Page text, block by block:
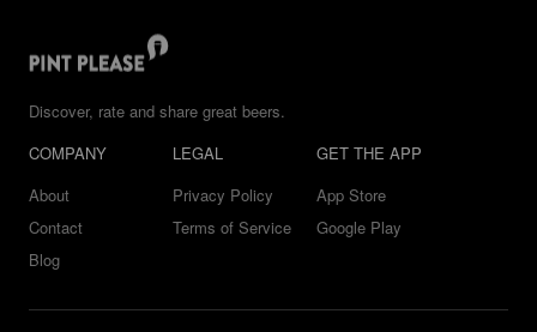
Discover, rate and share great beers.
COMPANY
About
Contact
Blog
LEGAL
Privacy Policy
Terms of Service
GET THE APP
App Store
Google Play